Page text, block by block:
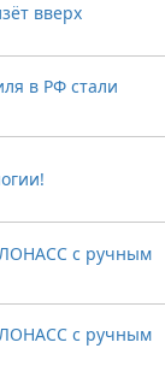
вверх
в РФ стали
с ручным
с ручным